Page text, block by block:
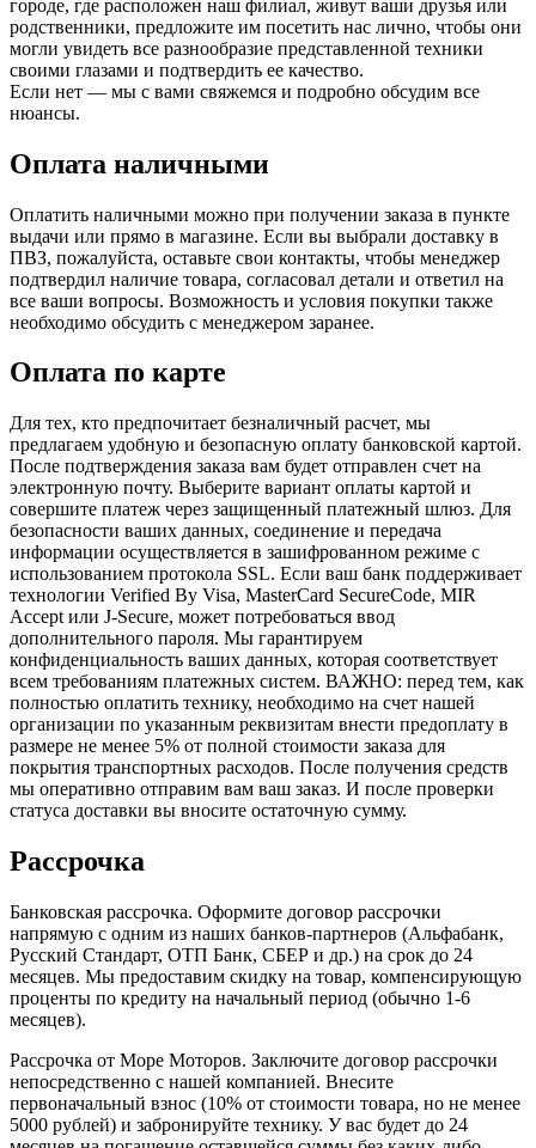
городе, где расположен наш филиал, живут ваши друзья или
родственники, предложите им посетить нас лично, чтобы они
могли увидеть все разнообразие представленной техники
своими глазами и подтвердить ее качество.
Если нет — мы с вами свяжемся и подробно обсудим все
нюансы.
Оплата наличными
Оплатить наличными можно при получении заказа в пункте
выдачи или прямо в магазине. Если вы выбрали доставку в
ПВЗ, пожалуйста, оставьте свои контакты, чтобы менеджер
подтвердил наличие товара, согласовал детали и ответил на
все ваши вопросы. Возможность и условия покупки также
необходимо обсудить с менеджером заранее.
Оплата по карте
Для тех, кто предпочитает безналичный расчет, мы
предлагаем удобную и безопасную оплату банковской картой.
После подтверждения заказа вам будет отправлен счет на
электронную почту. Выберите вариант оплаты картой и
совершите платеж через защищенный платежный шлюз. Для
безопасности ваших данных, соединение и передача
информации осуществляется в зашифрованном режиме с
использованием протокола SSL. Если ваш банк поддерживает
технологии Verified By Visa, MasterCard SecureCode, MIR
Accept или J-Secure, может потребоваться ввод
дополнительного пароля. Мы гарантируем
конфиденциальность ваших данных, которая соответствует
всем требованиям платежных систем. ВАЖНО: перед тем, как
полностью оплатить технику, необходимо на счет нашей
организации по указанным реквизитам внести предоплату в
размере не менее 5% от полной стоимости заказа для
покрытия транспортных расходов. После получения средств
мы оперативно отправим вам ваш заказ. И после проверки
статуса доставки вы вносите остаточную сумму.
Рассрочка
Банковская рассрочка. Оформите договор рассрочки
напрямую с одним из наших банков-партнеров (Альфабанк,
Русский Стандарт, ОТП Банк, СБЕР и др.) на срок до 24
месяцев. Мы предоставим скидку на товар, компенсирующую
проценты по кредиту на начальный период (обычно 1-6
месяцев).
Рассрочка от Море Моторов. Заключите договор рассрочки
непосредственно с нашей компанией. Внесите
первоначальный взнос (10% от стоимости товара, но не менее
5000 рублей) и забронируйте технику. У вас будет до 24